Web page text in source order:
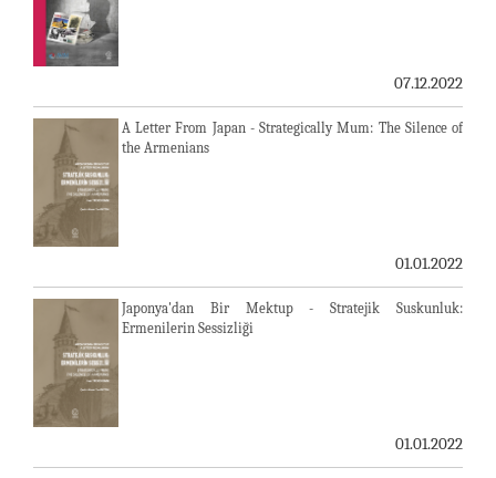
07.12.2022
A Letter From Japan - Strategically Mum: The Silence of
the Armenians
01.01.2022
Japonya'dan Bir Mektup - Stratejik Suskunluk:
Ermenilerin Sessizliği
01.01.2022